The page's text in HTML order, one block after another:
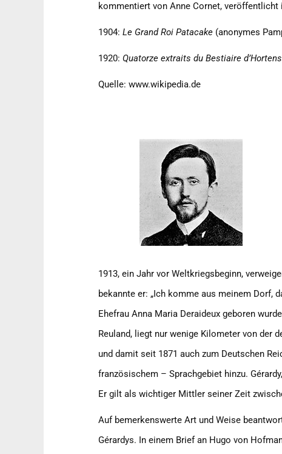
kommentiert von Anne Cornet, veröffentlicht
1904: Le Grand Roi Patacake (anonymes
1920: Quatorze extraits du Bestiaire
Quelle: www.wikipedia.de
1913, ein Jahr vor Weltkriegsbeginn,
bekannte er: „Ich komme aus meinem Dorf,
Ehefrau Anna Maria Deraideux geboren
Reuland, liegt nur wenige Kilometer von der
und damit seit 1871 auch zum Deutschen
französischem – Sprachgebiet hinzu.
Er gilt als wichtiger Mittler seiner Zeit
Auf bemerkenswerte Art und Weise
Gérardys. In einem Brief an Hugo von